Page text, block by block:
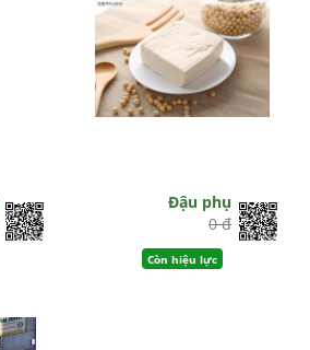
Đậu phụ
0 đ
Còn hiệu lực